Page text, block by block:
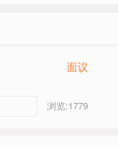
面议
浏览:1779